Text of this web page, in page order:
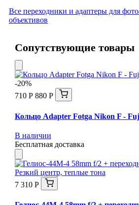
Все переходники и адаптеры для
объективов
Сопутствующие товары
-20%
710 Р 880 Р
Кольцо Adapter Fotga Nikon F -
В наличии
Бесплатная доставка
7 310 Р